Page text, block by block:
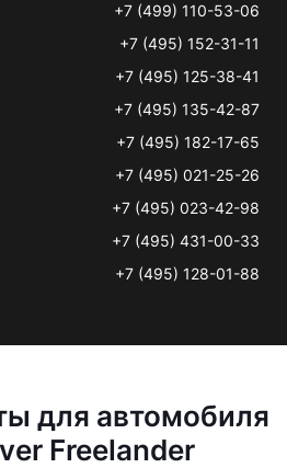
+7 (499) 110-53-06
+7 (495) 152-31-11
+7 (495) 125-38-41
+7 (495) 135-42-87
+7 (495) 182-17-65
+7 (495) 021-25-26
+7 (495) 023-42-98
+7 (495) 431-00-33
+7 (495) 128-01-88
для автомобиля
Freelander